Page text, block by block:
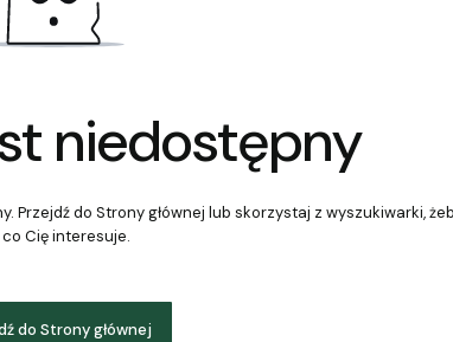
niedostępny
do Strony głównej lub skorzystaj z wyszukiwarki,
co Cię interesuje.
do Strony głównej